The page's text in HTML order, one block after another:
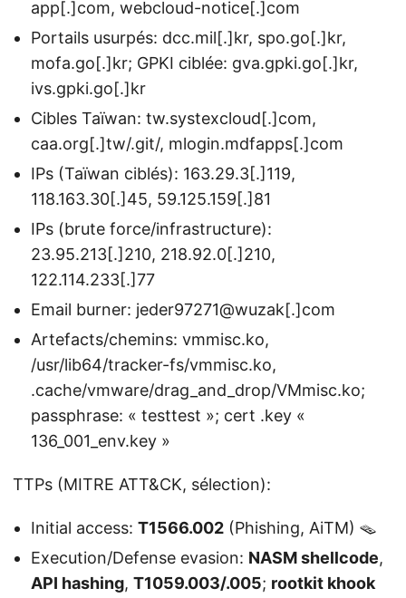
app[.]com, webcloud-notice[.]com
Portails usurpés: dcc.mil[.]kr, spo.go[.]kr,
mofa.go[.]kr; GPKI ciblée: gva.gpki.go[.]kr,
ivs.gpki.go[.]kr
Cibles Taïwan: tw.systexcloud[.]com,
caa.org[.]tw/.git/, mlogin.mdfapps[.]com
IPs (Taïwan ciblés): 163.29.3[.]119,
118.163.30[.]45, 59.125.159[.]81
IPs (brute force/infrastructure):
23.95.213[.]210, 218.92.0[.]210,
122.114.233[.]77
Email burner: jeder97271@wuzak[.]com
Artefacts/chemins: vmmisc.ko,
/usr/lib64/tracker-fs/vmmisc.ko,
.cache/vmware/drag_and_drop/VMmisc.ko;
passphrase: « testtest »; cert .key «
136_001_env.key »
TTPs (MITRE ATT&CK, sélection):
Initial access: T1566.002 (Phishing, AiTM) 🪤
Execution/Defense evasion: NASM shellcode,
API hashing, T1059.003/.005; rootkit khook